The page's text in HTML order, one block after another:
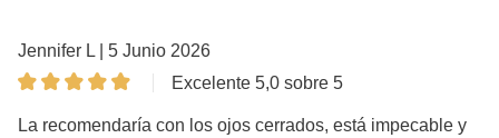
Jennifer L | 5 Junio 2026
Excelente 5,0 sobre 5
La recomendaría con los ojos cerrados, está impecable y